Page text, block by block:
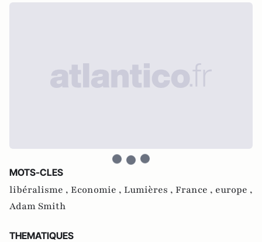
MOTS-CLES
libéralisme , Economie , Lumières , France , europe ,
Adam Smith
THEMATIQUES